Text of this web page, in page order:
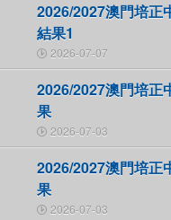
2026/2027澳門培正
結果1
2026-07-07
2026/2027澳門培正
果
2026-07-03
2026/2027澳門培正
果
2026-07-03